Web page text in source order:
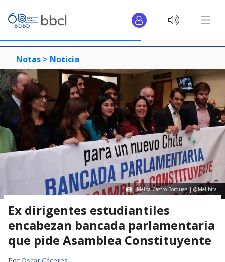
Notas > Noticia
Melba Castro Borquez | @Mellbita
Ex dirigentes estudiantiles
encabezan bancada parlamentaria
que pide Asamblea Constituyente